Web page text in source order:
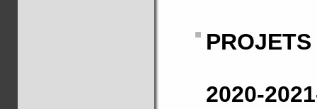
2020-